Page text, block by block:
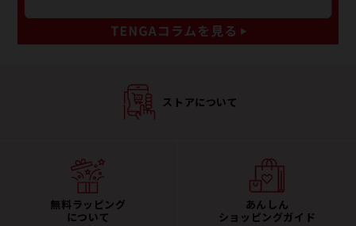
ストアについて
無料ラッピング
について
あんしん
ショッピングガイド